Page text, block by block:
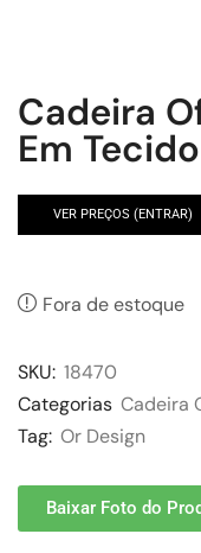
Cadeira
Em
VER PREÇOS (ENTRAR)
Fora de estoque
SKU: 18470
Categorias Cadeira
Tag: Or Design
Baixar Foto do